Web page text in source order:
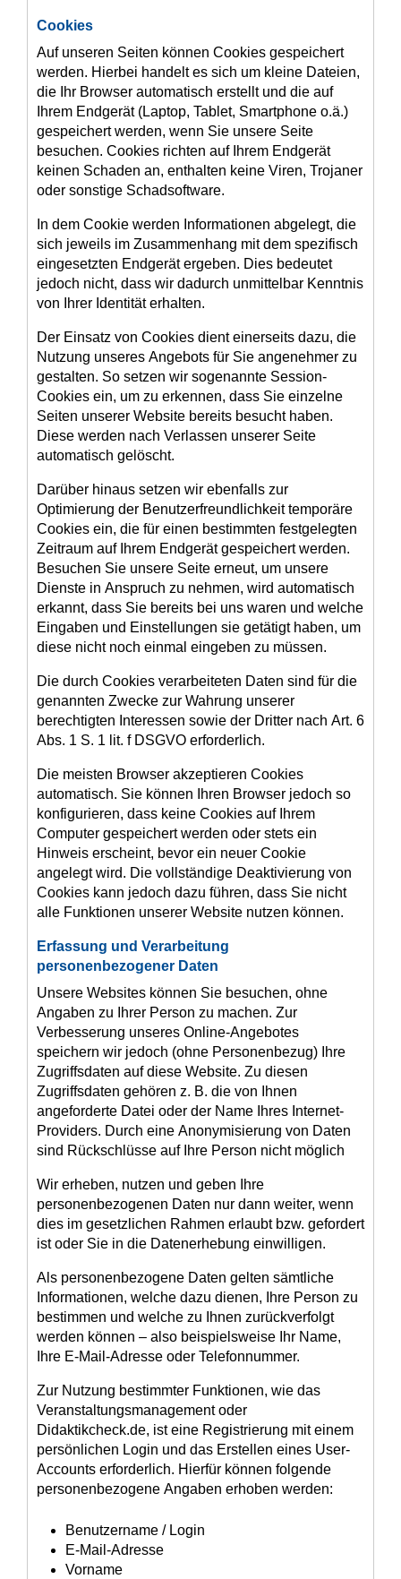
Cookies
Auf unseren Seiten können Cookies gespeichert
werden. Hierbei handelt es sich um kleine Dateien,
die Ihr Browser automatisch erstellt und die auf
Ihrem Endgerät (Laptop, Tablet, Smartphone o.ä.)
gespeichert werden, wenn Sie unsere Seite
besuchen. Cookies richten auf Ihrem Endgerät
keinen Schaden an, enthalten keine Viren, Trojaner
oder sonstige Schadsoftware.
In dem Cookie werden Informationen abgelegt, die
sich jeweils im Zusammenhang mit dem spezifisch
eingesetzten Endgerät ergeben. Dies bedeutet
jedoch nicht, dass wir dadurch unmittelbar Kenntnis
von Ihrer Identität erhalten.
Der Einsatz von Cookies dient einerseits dazu, die
Nutzung unseres Angebots für Sie angenehmer zu
gestalten. So setzen wir sogenannte Session-
Cookies ein, um zu erkennen, dass Sie einzelne
Seiten unserer Website bereits besucht haben.
Diese werden nach Verlassen unserer Seite
automatisch gelöscht.
Darüber hinaus setzen wir ebenfalls zur
Optimierung der Benutzerfreundlichkeit temporäre
Cookies ein, die für einen bestimmten festgelegten
Zeitraum auf Ihrem Endgerät gespeichert werden.
Besuchen Sie unsere Seite erneut, um unsere
Dienste in Anspruch zu nehmen, wird automatisch
erkannt, dass Sie bereits bei uns waren und welche
Eingaben und Einstellungen sie getätigt haben, um
diese nicht noch einmal eingeben zu müssen.
Die durch Cookies verarbeiteten Daten sind für die
genannten Zwecke zur Wahrung unserer
berechtigten Interessen sowie der Dritter nach Art. 6
Abs. 1 S. 1 lit. f DSGVO erforderlich.
Die meisten Browser akzeptieren Cookies
automatisch. Sie können Ihren Browser jedoch so
konfigurieren, dass keine Cookies auf Ihrem
Computer gespeichert werden oder stets ein
Hinweis erscheint, bevor ein neuer Cookie
angelegt wird. Die vollständige Deaktivierung von
Cookies kann jedoch dazu führen, dass Sie nicht
alle Funktionen unserer Website nutzen können.
Erfassung und Verarbeitung
personenbezogener Daten
Unsere Websites können Sie besuchen, ohne
Angaben zu Ihrer Person zu machen. Zur
Verbesserung unseres Online-Angebotes
speichern wir jedoch (ohne Personenbezug) Ihre
Zugriffsdaten auf diese Website. Zu diesen
Zugriffsdaten gehören z. B. die von Ihnen
angeforderte Datei oder der Name Ihres Internet-
Providers. Durch eine Anonymisierung von Daten
sind Rückschlüsse auf Ihre Person nicht möglich
Wir erheben, nutzen und geben Ihre
personenbezogenen Daten nur dann weiter, wenn
dies im gesetzlichen Rahmen erlaubt bzw. gefordert
ist oder Sie in die Datenerhebung einwilligen.
Als personenbezogene Daten gelten sämtliche
Informationen, welche dazu dienen, Ihre Person zu
bestimmen und welche zu Ihnen zurückverfolgt
werden können – also beispielsweise Ihr Name,
Ihre E-Mail-Adresse oder Telefonnummer.
Zur Nutzung bestimmter Funktionen, wie das
Veranstaltungsmanagement oder
Didaktikcheck.de, ist eine Registrierung mit einem
persönlichen Login und das Erstellen eines User-
Accounts erforderlich. Hierfür können folgende
personenbezogene Angaben erhoben werden:
Benutzername / Login
E-Mail-Adresse
Vorname